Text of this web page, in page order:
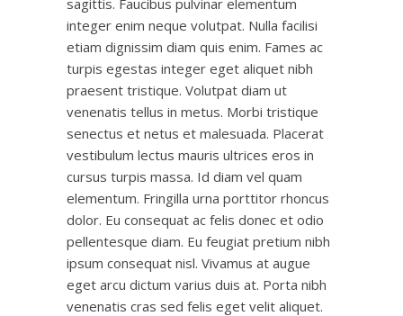
sagittis. Faucibus pulvinar elementum
integer enim neque volutpat. Nulla facilisi
etiam dignissim diam quis enim. Fames ac
turpis egestas integer eget aliquet nibh
praesent tristique. Volutpat diam ut
venenatis tellus in metus. Morbi tristique
senectus et netus et malesuada. Placerat
vestibulum lectus mauris ultrices eros in
cursus turpis massa. Id diam vel quam
elementum. Fringilla urna porttitor rhoncus
dolor. Eu consequat ac felis donec et odio
pellentesque diam. Eu feugiat pretium nibh
ipsum consequat nisl. Vivamus at augue
eget arcu dictum varius duis at. Porta nibh
venenatis cras sed felis eget velit aliquet.